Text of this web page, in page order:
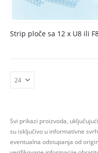
Svi prikazi proizvoda,
su isključivo u informativne
eventualna odstupanja od